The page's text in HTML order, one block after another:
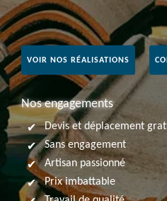
VOIR NOS RÉALISATIONS
Nos engagements
Devis et déplacement
Sans engagement
Artisan passionné
Prix imbattable